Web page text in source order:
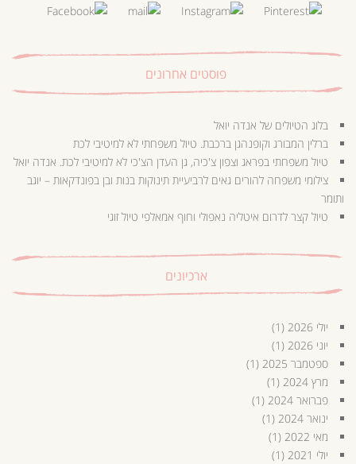
פוסטים אחרונים
בלוג הטיולים של אנדה יואל
ברלין המבורג וקופנהגן ברכבת. טיול משפחתי לא למיטיבי לכת
טיול משפחתי בפראג וצפון צ'כיה, גן העדן הצ'כי לא למיטיבי לכת. אנדה יואל
צילומי משפחה להורים גאים לרביעיית תינוקות בנות ובן בפונדקאות – יוגב
ותומר
טיול קצר לדרום איטליה נאפולי וחוף אמאלפי טיול זוגי
ארכיונים
יולי 2026
(1)
יוני 2026
(1)
ספטמבר 2025
(1)
מרץ 2024
(1)
פברואר 2024
(1)
ינואר 2024
(1)
מאי 2022
(1)
יולי 2021
(1)